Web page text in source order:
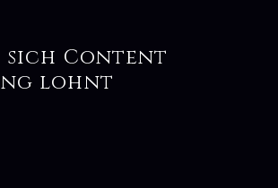
sich Content
lohnt